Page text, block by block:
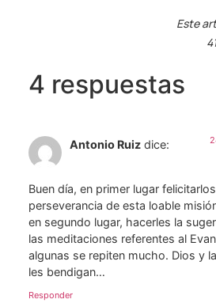
Este
4 respuestas
Antonio Ruiz dice:
Buen día, en primer lugar
perseverancia de esta loable
en segundo lugar, hacerles la
las meditaciones referentes al
algunas se repiten mucho. Dios y
les bendigan…
Responder